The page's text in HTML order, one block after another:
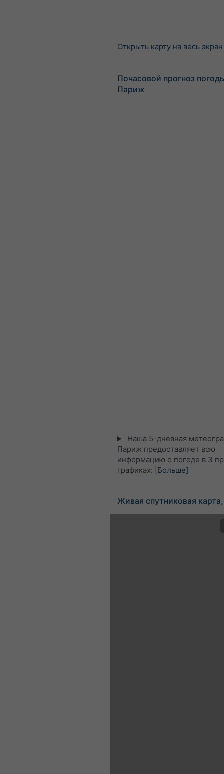
Открыть карту на весь экран
Почасовой прогноз
Париж
Наша 5-дневная
Париж предоставляет всю
информацию о погоде в 3
графиках: [Больше]
Живая спутниковая